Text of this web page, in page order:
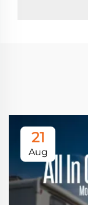
21
Aug